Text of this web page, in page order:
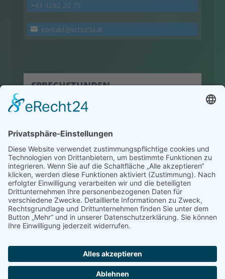
+43 4282 20 75
kontakt@schuclu.at
SPRECHSTUNDEN
hier klicken
© 2022 HLW Hermagor
Powered byCreativomedia GmbH
Impressum
Datenschutz